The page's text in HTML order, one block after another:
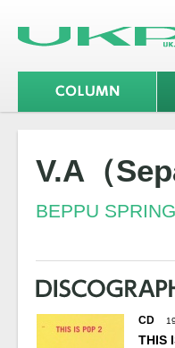
V.A（
BEPPU
CD
THIS